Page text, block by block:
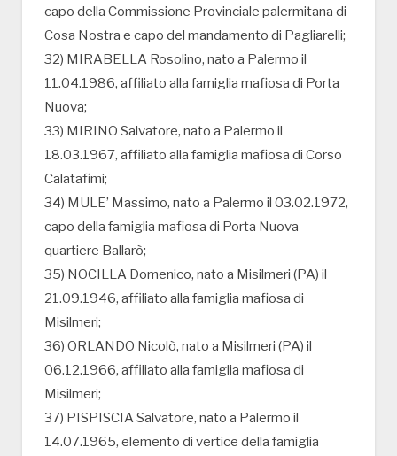
capo della Commissione Provinciale palermitana di
Cosa Nostra e capo del mandamento di Pagliarelli;
32) MIRABELLA Rosolino, nato a Palermo il
11.04.1986, affiliato alla famiglia mafiosa di Porta
Nuova;
33) MIRINO Salvatore, nato a Palermo il
18.03.1967, affiliato alla famiglia mafiosa di Corso
Calatafimi;
34) MULE’ Massimo, nato a Palermo il 03.02.1972,
capo della famiglia mafiosa di Porta Nuova –
quartiere Ballarò;
35) NOCILLA Domenico, nato a Misilmeri (PA) il
21.09.1946, affiliato alla famiglia mafiosa di
Misilmeri;
36) ORLANDO Nicolò, nato a Misilmeri (PA) il
06.12.1966, affiliato alla famiglia mafiosa di
Misilmeri;
37) PISPISCIA Salvatore, nato a Palermo il
14.07.1965, elemento di vertice della famiglia